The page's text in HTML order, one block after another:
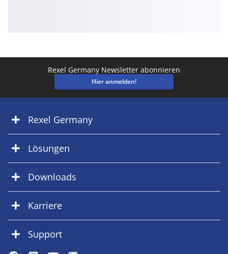
Rexel Germany Newsletter abonnieren
Hier anmelden!
Rexel Germany
Lösungen
Downloads
Karriere
Support